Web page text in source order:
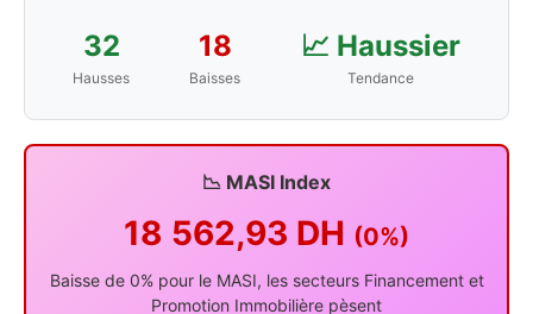
32
Hausses
18
Baisses
📈 Haussier
Tendance
📉 MASI Index
18 562,93 DH (0%)
Baisse de 0% pour le MASI, les secteurs Financement et
Promotion Immobilière pèsent